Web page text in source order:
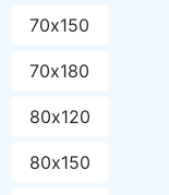
70х150
70х180
80х120
80х150